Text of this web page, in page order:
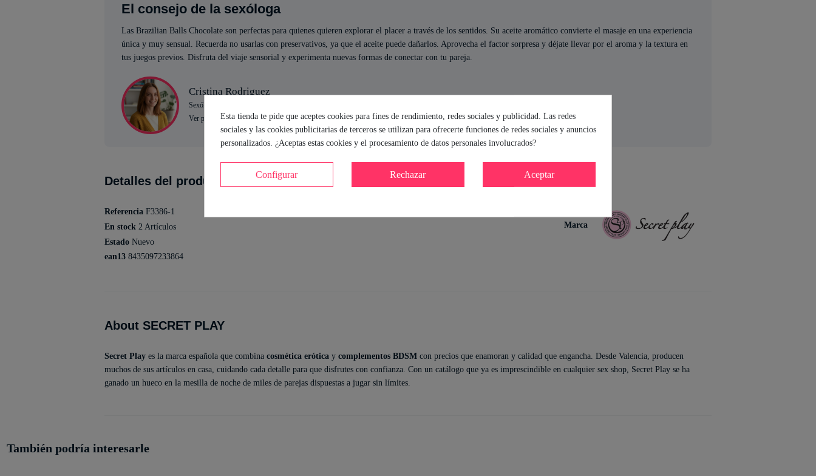
El consejo de la sexóloga
Las Brazilian Balls Chocolate son perfectas para quienes quieren explorar el placer a través de los sentidos. Su aceite aromático convierte el masaje en una experiencia
única y muy sensual. Recuerda no usarlas con preservativos, ya que el aceite puede dañarlos. Aprovecha el factor sorpresa y déjate llevar por el aroma y la textura en
tus juegos previos. Disfruta del viaje sensorial y experimenta nuevas formas de conectar con tu pareja.
Cristina Rodriguez
Sexóloga de Industrial Erótica
Ver perfil
Detalles del producto
Marca
Referencia F3386-1
En stock 2 Artículos
Estado Nuevo
ean13 8435097233864
About SECRET PLAY
Secret Play es la marca española que combina cosmética erótica y complementos BDSM con precios que enamoran y calidad que engancha. Desde Valencia, producen
muchos de sus artículos en casa, cuidando cada detalle para que disfrutes con confianza. Con un catálogo que ya es imprescindible en cualquier sex shop, Secret Play se ha
ganado un hueco en la mesilla de noche de miles de parejas dispuestas a jugar sin límites.
También podría interesarle
Esta tienda te pide que aceptes cookies para fines de rendimiento, redes sociales y publicidad. Las redes
sociales y las cookies publicitarias de terceros se utilizan para ofrecerte funciones de redes sociales y anuncios
personalizados. ¿Aceptas estas cookies y el procesamiento de datos personales involucrados?
Configurar Rechazar Aceptar